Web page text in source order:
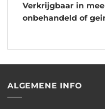
Verkrijgbaar in
onbehandeld of
ALGEMENE INFO